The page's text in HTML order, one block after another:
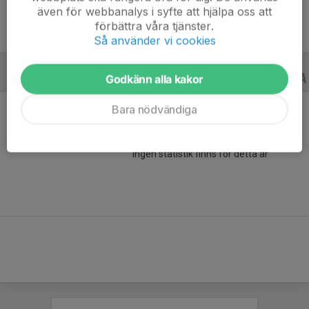
CUPER
Ingen statistik finns för detta år
även för webbanalys i syfte att hjälpa oss att
förbättra våra tjänster.
Så använder vi cookies
Godkänn alla kakor
Bara nödvändiga